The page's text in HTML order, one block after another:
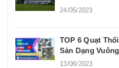
24/05/2023
TOP 6 Quạt
Sản Dạng
13/06/2023